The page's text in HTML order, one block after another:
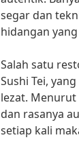
segar dan
hidangan
Salah satu
Sushi Tei,
lezat. Menurut
dan rasanya
setiap kali